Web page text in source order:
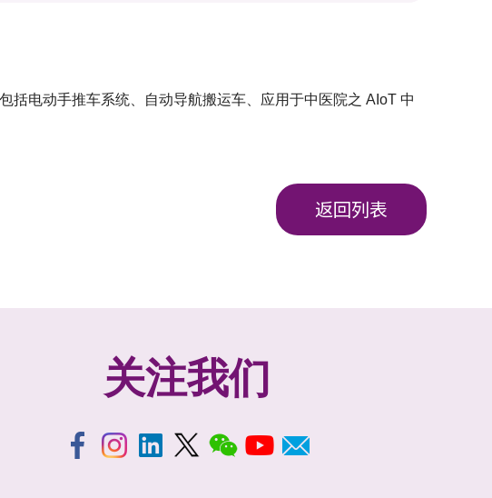
电动手推车系统、自动导航搬运车、应用于中医院之 AIoT 中
返回列表
关注我们